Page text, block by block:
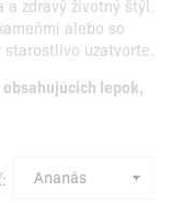
zdravý životný štýl.
alebo so
uzatvorte.
lepok,